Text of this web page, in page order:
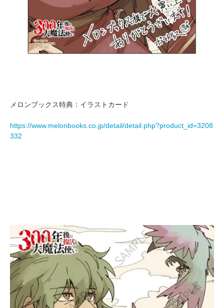
メロンブックス特典：イラストカード
https://www.melonbooks.co.jp/detail/detail.php?product_id=3208
332